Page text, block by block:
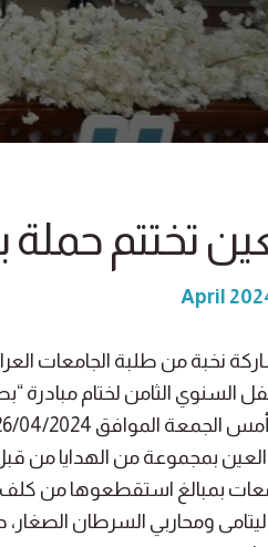
تختتم حملة
نخبة من طلبة الجامعات
السنوي الثامن لختام مبادرة
العين بمجموعة من الهدايا من
بمبالغ استقطعوها من كلف
ومحاربي السرطان